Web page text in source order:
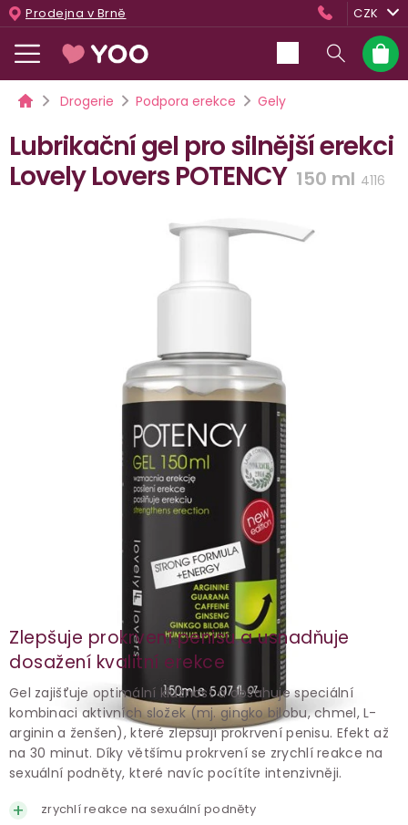
Přejít
na
obsah
Prodejna v Brně CZK
košík
DomůDrogerie Podpora erekce Gely
Lubrikační gel pro silnější erekci
Lovely Lovers POTENCY 150 ml 4116
Zlepšuje prokrvení penisu a usnadňuje
dosažení kvalitní erekce
Gel zajišťuje optimální kluznost a obsahuje speciální
kombinaci aktivních složek (mj. gingko bilobu, chmel, L-
arginin a ženšen), které zlepšují prokrvení penisu. Efekt až
na 30 minut. Díky většímu prokrvení se zrychlí reakce na
sexuální podněty, které navíc pocítíte intenzivněji.
zrychlí reakce na sexuální podněty